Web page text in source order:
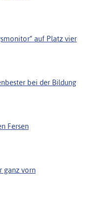
auf Platz vier
bei der Bildung
Fersen
ganz vorn